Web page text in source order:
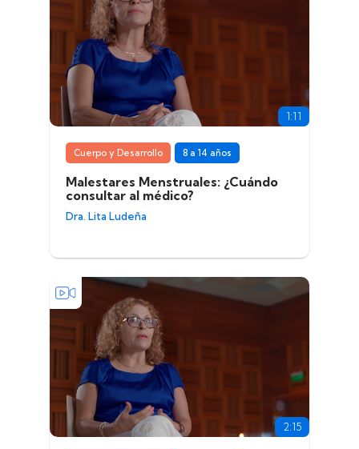
1:11
Cuerpo y Desarrollo 8 a 14 años
Malestares Menstruales: ¿Cuándo
consultar al médico?
Dra. Lita Ludeña
2:15